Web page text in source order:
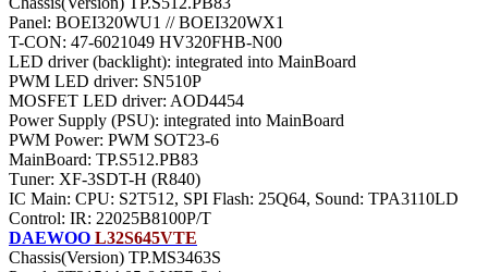
Panel: BOEI320WU1 // BOEI320WX1
T-CON: 47-6021049 HV320FHB-N00
LED driver (backlight): integrated into MainBoard
PWM LED driver: SN510P
MOSFET LED driver: AOD4454
Power Supply (PSU): integrated into MainBoard
PWM Power: PWM SOT23-6
MainBoard: TP.S512.PB83
Тuner: XF-3SDT-H (R840)
IC Main: CPU: S2T512, SPI Flash: 25Q64, Sound: TPA3110LD
Control: IR: 22025B8100P/T
DAEWOO L32S645VTE
Chassis(Version) TP.MS3463S